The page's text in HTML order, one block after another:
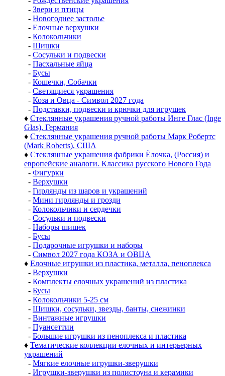
- Звери и птицы
- Новогоднее застолье
- Елочные верхушки
- Колокольчики
- Шишки
- Сосульки и подвески
- Пасхальные яйца
- Бусы
- Кошечки, Собачки
- Светящиеся украшения
- Коза и Овца - Символ 2027 года
- Подставки, подвески и крючки для игрушек
♦ Стеклянные украшения ручной работы Инге Глас (Inge
Glas), Германия
♦ Стеклянные украшения ручной работы Марк Робертс
(Mark Roberts), США
♦ Стеклянные украшения фабрики Ёлочка, (Россия) и
европейские аналоги. Классика русского Нового Года
- Фигурки
- Верхушки
- Гирлянды из шаров и украшений
- Мини гирлянды и грозди
- Колокольчики и сердечки
- Сосульки и подвески
- Наборы шишек
- Бусы
- Подарочные игрушки и наборы
- Символ 2027 года КОЗА и ОВЦА
♦ Елочные игрушки из пластика, металла, пеноплекса
- Верхушки
- Комплекты елочных украшений из пластика
- Бусы
- Колокольчики 5-25 см
- Шишки, сосульки, звезды, банты, снежинки
- Винтажные игрушки
- Пуансеттии
- Большие игрушки из пеноплекса и пластика
♦ Тематические коллекции елочных и интерьерных
украшений
- Мягкие елочные игрушки-зверушки
- Игрушки-зверушки из полистоуна и керамики